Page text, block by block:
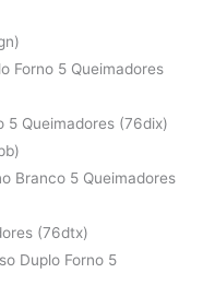
Forno 5 Queimadores
5 Queimadores (76dix)
Branco 5 Queimadores
(76dtx)
Duplo Forno 5